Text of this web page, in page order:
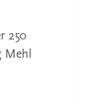
250
Mehl